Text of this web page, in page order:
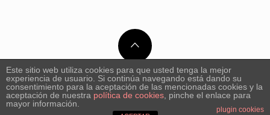
Este sitio web utiliza cookies para que usted tenga la mejor
experiencia de usuario. Si continúa navegando está dando su
consentimiento para la aceptación de las mencionadas cookies y la
aceptación de nuestra política de cookies , pinche el enlace para
mayor información.
plugin cookies